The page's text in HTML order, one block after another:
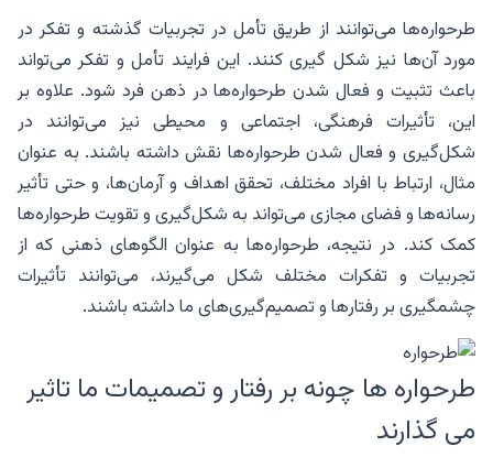
طرحواره‌ها می‌توانند از طریق تأمل در تجربیات گذشته و تفکر در
مورد آن‌ها نیز شکل گیری کنند. این فرایند تأمل و تفکر می‌تواند
باعث تثبیت و فعال شدن طرحواره‌ها در ذهن فرد شود. علاوه بر
این، تأثیرات فرهنگی، اجتماعی و محیطی نیز می‌توانند در
شکل‌گیری و فعال شدن طرحواره‌ها نقش داشته باشند. به عنوان
مثال، ارتباط با افراد مختلف، تحقق اهداف و آرمان‌ها، و حتی تأثیر
رسانه‌ها و فضای مجازی می‌تواند به شکل‌گیری و تقویت طرحواره‌ها
کمک کند. در نتیجه، طرحواره‌ها به عنوان الگوهای ذهنی که از
تجربیات و تفکرات مختلف شکل می‌گیرند، می‌توانند تأثیرات
چشمگیری بر رفتارها و تصمیم‌گیری‌های ما داشته باشند.
طرحواره ها چونه بر رفتار و تصمیمات ما تاثیر
می گذارند